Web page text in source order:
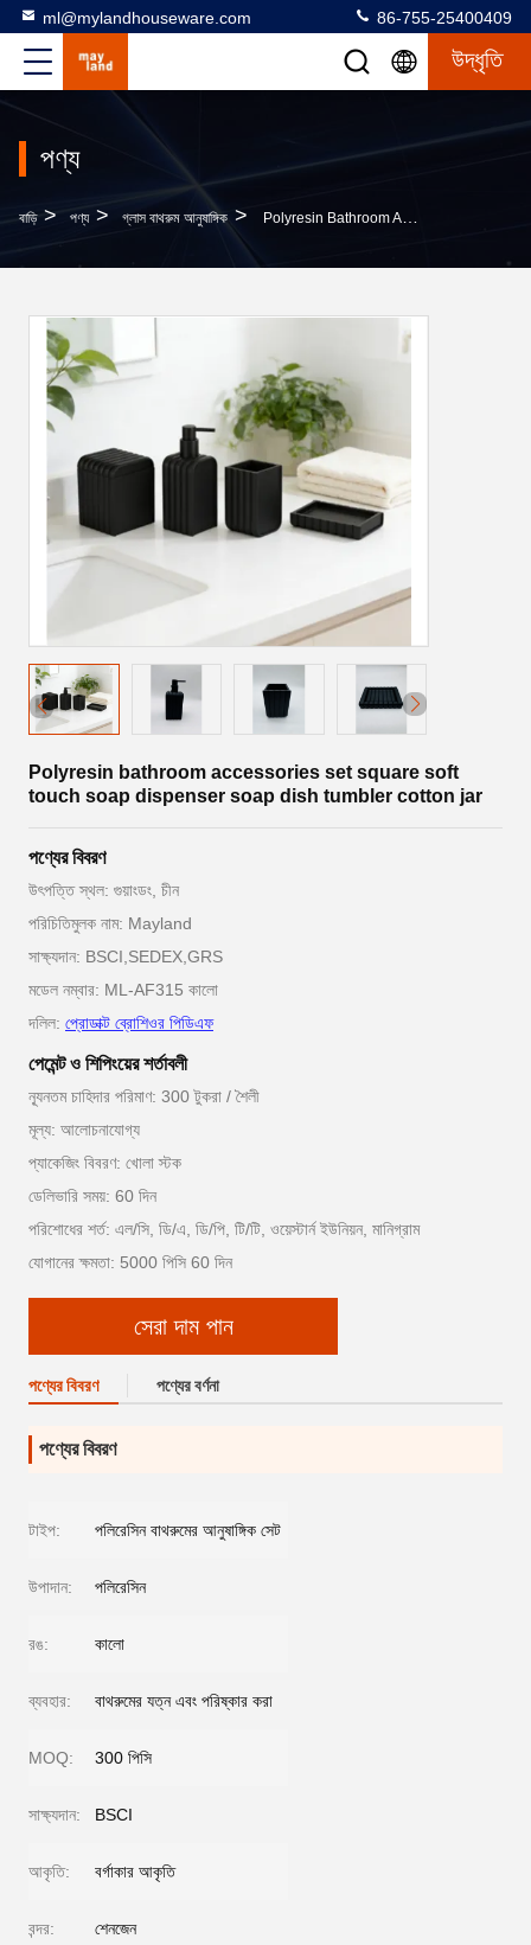
ml@mylandhouseware.com 86-755-25400409
উদ্ধৃতি
পণ্য
বাড়ি > পণ্য > গ্লাস বাথরুম আনুষাঙ্গিক > Polyresin Bathroom Accessories Set Square Soft Touch Soap Dispenser Soap Dish Tumbler Cotton Jar
Polyresin bathroom accessories set square soft
touch soap dispenser soap dish tumbler cotton jar
পণ্যের বিবরণ
উৎপত্তি স্থল: গুয়াংডং, চীন
পরিচিতিমুলক নাম: Mayland
সাক্ষ্যদান: BSCI,SEDEX,GRS
মডেল নম্বার: ML-AF315 কালো
দলিল: প্রোডাক্ট ব্রোশিওর পিডিএফ
পেমেন্ট ও শিপিংয়ের শর্তাবলী
ন্যূনতম চাহিদার পরিমাণ: 300 টুকরা / শৈলী
মূল্য: আলোচনাযোগ্য
প্যাকেজিং বিবরণ: খোলা স্টক
ডেলিভারি সময়: 60 দিন
পরিশোধের শর্ত: এল/সি, ডি/এ, ডি/পি, টি/টি, ওয়েস্টার্ন ইউনিয়ন, মানিগ্রাম
যোগানের ক্ষমতা: 5000 পিসি 60 দিন
সেরা দাম পান
পণ্যের বিবরণ পণ্যের বর্ণনা
পণ্যের বিবরণ
টাইপ: পলিরেসিন বাথরুমের আনুষাঙ্গিক সেট
উপাদান: পলিরেসিন
রঙ: কালো
ব্যবহার: বাথরুমের যত্ন এবং পরিষ্কার করা
MOQ: 300 পিসি
সাক্ষ্যদান: BSCI
আকৃতি: বর্গাকার আকৃতি
বন্দর: শেনজেন